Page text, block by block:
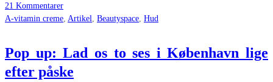
21 Kommentarer
A-vitamin creme Artikel Beautyspace Hud
Pop up: Lad os to ses i København lige
efter påske